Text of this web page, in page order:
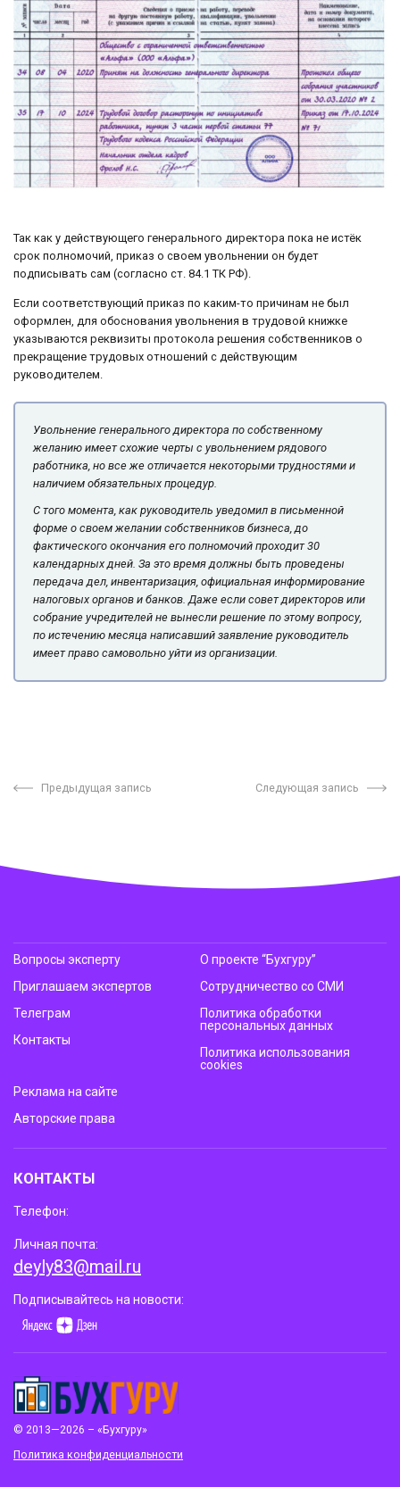
Так как у действующего генерального директора пока не истёк
срок полномочий, приказ о своем увольнении он будет
подписывать сам (согласно ст. 84.1 ТК РФ).
Если соответствующий приказ по каким-то причинам не был
оформлен, для обоснования увольнения в трудовой книжке
указываются реквизиты протокола решения собственников о
прекращение трудовых отношений с действующим
руководителем.
Увольнение генерального директора по собственному
желанию имеет схожие черты с увольнением рядового
работника, но все же отличается некоторыми трудностями и
наличием обязательных процедур.
С того момента, как руководитель уведомил в письменной
форме о своем желании собственников бизнеса, до
фактического окончания его полномочий проходит 30
календарных дней. За это время должны быть проведены
передача дел, инвентаризация, официальная информирование
налоговых органов и банков. Даже если совет директоров или
собрание учредителей не вынесли решение по этому вопросу,
по истечению месяца написавший заявление руководитель
имеет право самовольно уйти из организации.
Предыдущая запись Следующая запись
© 2013—2026 – «Бухгуру»
Политика конфиденциальности
Вопросы эксперту
Приглашаем экспертов
Телеграм
Контакты
О проекте “Бухгуру”
Сотрудничество со СМИ
Политика обработки
персональных данных
Политика использования
cookies
Реклама на сайте
Авторские права
КОНТАКТЫ
Телефон:
Личная почта:
deyly83@mail.ru
Подписывайтесь на новости: